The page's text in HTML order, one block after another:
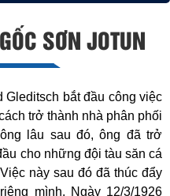
SƠN JOTUN
Gleditsch bắt đầu công việc
trở thành nhà phân phối
lâu sau đó, ông đã trở
cho những đội tàu săn cá
này sau đó đã thúc đẩy
mình. Ngày 12/3/1926